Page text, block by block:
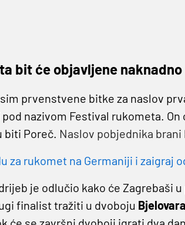
bit će objavljene naknadno
prvenstvene bitke za naslov
nazivom Festival rukometa.
biti Poreč. Naslov pobjednika brani
za rukomet na Germaniji i zaigraj
je odlučio kako će Zagrebaši
finalist tražiti u dvoboju